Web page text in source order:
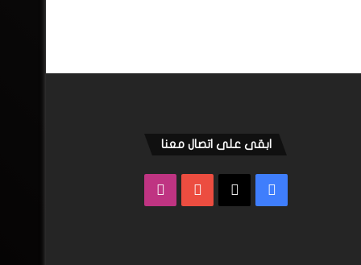
ابقى على اتصال معنا
فيسبوك ‫YouTube